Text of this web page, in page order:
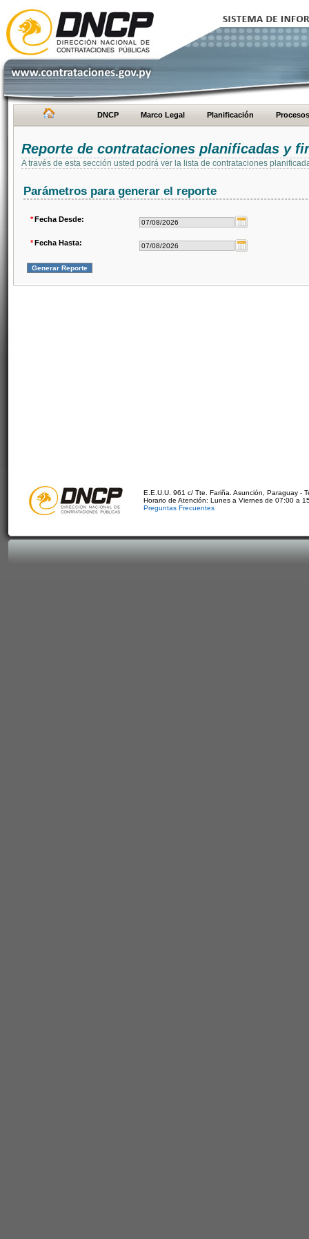
DNCP Marco Legal Planificación Procesos
Reporte de contrataciones planificadas y
A través de esta sección usted podrá ver la lista de contrataciones
Parámetros para generar el reporte
*Fecha Desde:
*Fecha Hasta:
E.E.U.U. 961 c/ Tte. Fariña. Asunción, Paraguay -
Horario de Atención: Lunes a Viernes de 07:00 a
Preguntas Frecuentes